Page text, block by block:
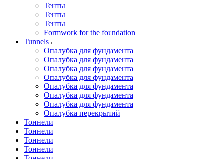
Тенты
Тенты
Тенты
Formwork for the foundation
Tunnels
Опалубка для фундамента
Опалубка для фундамента
Опалубка для фундамента
Опалубка для фундамента
Опалубка для фундамента
Опалубка для фундамента
Опалубка для фундамента
Опалубка перекрытий
Тоннели
Тоннели
Тоннели
Тоннели